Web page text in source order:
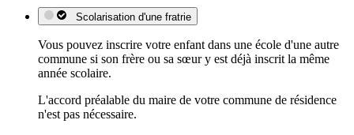
Scolarisation d'une fratrie
Vous pouvez inscrire votre enfant dans une école d'une autre
commune si son frère ou sa sœur y est déjà inscrit la même
année scolaire.
L'accord préalable du maire de votre commune de résidence
n'est pas nécessaire.